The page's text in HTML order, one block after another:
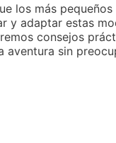
los más
y adaptar estas
consejos
sin